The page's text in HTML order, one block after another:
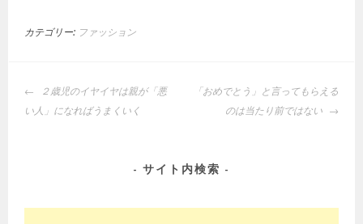
カテゴリー: ファッション
投
稿
シ
２歳児のイヤイヤは親が「悪
い人」になればうまくいく
「おめでとう」と言ってもらえる
のは当たり前ではない
サイト内検索